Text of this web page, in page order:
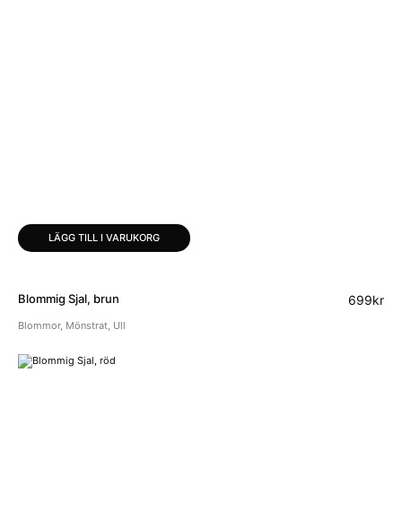
LÄGG TILL I VARUKORG
Blommig Sjal, brun 699kr
Blommor, Mönstrat, Ull